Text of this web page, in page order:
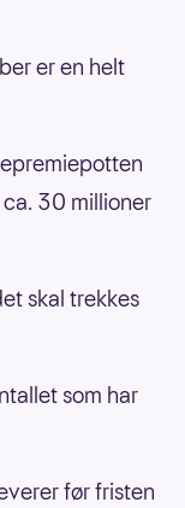
er en helt
30 millioner
skal trekkes
som har
før fristen